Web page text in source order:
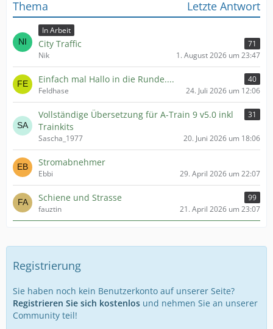
Thema Letzte Antwort
In Arbeit
City Traffic
71
Nik
1. August 2026 um 23:47
Einfach mal Hallo in die Runde....
40
Feldhase
24. Juli 2026 um 12:06
Vollständige Übersetzung für A-Train 9 v5.0 inkl
Trainkits
31
Sascha_1977 20. Juni 2026 um 18:06
Stromabnehmer
Ebbi 29. April 2026 um 22:07
Schiene und Strasse
99
fauztin
21. April 2026 um 23:07
Registrierung
Sie haben noch kein Benutzerkonto auf unserer Seite?
Registrieren Sie sich kostenlos und nehmen Sie an unserer
Community teil!